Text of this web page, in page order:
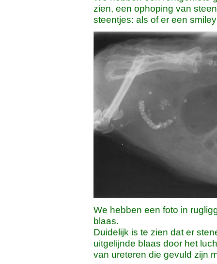
zien, een ophoping van
steentjes: als of er een
We hebben een foto in
blaas.
Duidelijk is te zien dat er
uitgelijnde blaas door het
van ureteren die gevuld zijn